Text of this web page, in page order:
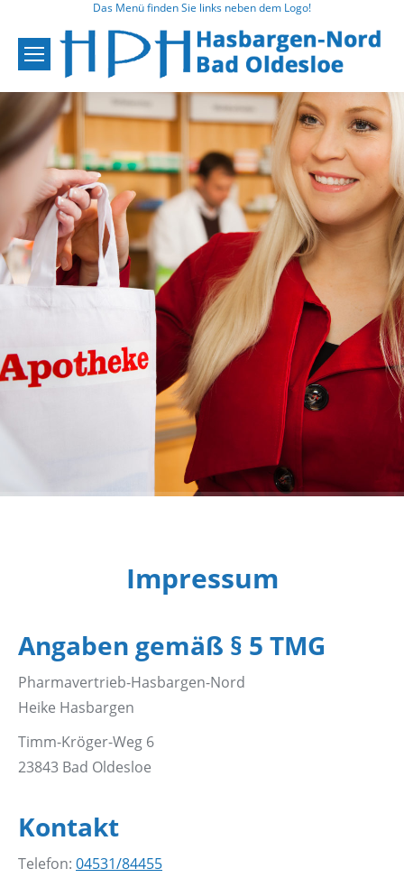
Das Menü finden Sie links neben dem Logo!
Impressum
Angaben gemäß § 5 TMG
Pharmavertrieb-Hasbargen-Nord
Heike Hasbargen
Timm-Kröger-Weg 6
23843 Bad Oldesloe
Kontakt
Telefon: 04531/84455